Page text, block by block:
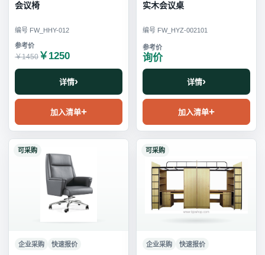
会议椅
编号 FW_HHY-012
￥1450 ￥1250
详情
加入清单
实木会议桌
编号 FW_HYZ-002101
询价
详情
加入清单
可采购
企业采购 快速报价
可采购
企业采购 快速报价